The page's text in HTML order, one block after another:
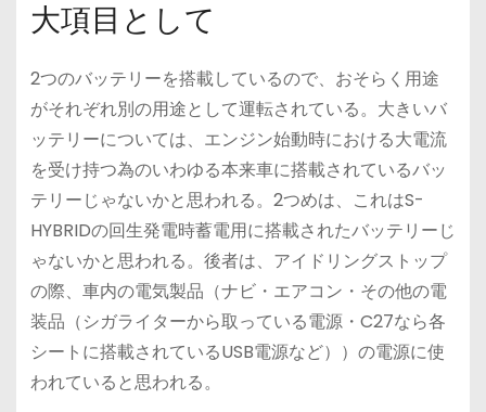
大項目として
2つのバッテリーを搭載しているので、おそらく用途
がそれぞれ別の用途として運転されている。大きいバ
ッテリーについては、エンジン始動時における大電流
を受け持つ為のいわゆる本来車に搭載されているバッ
テリーじゃないかと思われる。2つめは、これはS-
HYBRIDの回生発電時蓄電用に搭載されたバッテリーじ
ゃないかと思われる。後者は、アイドリングストップ
の際、車内の電気製品（ナビ・エアコン・その他の電
装品（シガライターから取っている電源・C27なら各
シートに搭載されているUSB電源など））の電源に使
われていると思われる。